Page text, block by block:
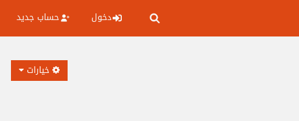
دخول حساب جديد
خيارات